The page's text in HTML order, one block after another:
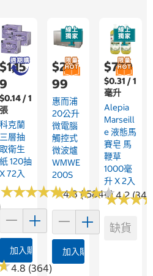
4.8 (364)
$1,15
9
$0.14 / 1
張
科克蘭
三層抽
取衛生
紙 120抽
X 72入
★★★★★
★★★★★4.8 (15844)
加入購物車
$2,4
99
惠而浦
20公升
微電腦
觸控式
微波爐
WMWE
200S
★★★★★
★★★★★4.2
加入購物車
$779
$0.31 / 1
毫升
Alepia
Marseill
E 液態馬
賽皂 馬
鞭草
1000毫
升 X 2入
★★★
★★★
缺貨